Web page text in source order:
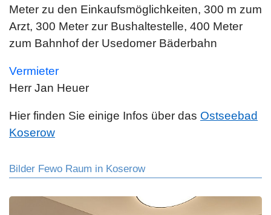
Meter zu den Einkaufsmöglichkeiten, 300 m zum
Arzt, 300 Meter zur Bushaltestelle, 400 Meter
zum Bahnhof der Usedomer Bäderbahn
Vermieter
Herr Jan Heuer
Hier finden Sie einige Infos über das Ostseebad
Koserow
Bilder Fewo Raum in Koserow